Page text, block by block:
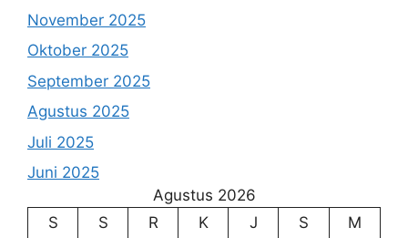
November 2025
Oktober 2025
September 2025
Agustus 2025
Juli 2025
Juni 2025
Agustus 2026
S
S R K J S M